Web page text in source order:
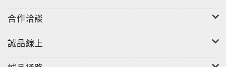
合作洽談
誠品線上